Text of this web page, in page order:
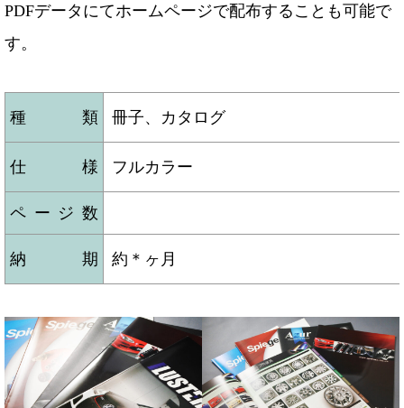
PDFデータにてホームページで配布することも可能で
す。
種類 冊子、カタログ
仕様 フルカラー
ページ数
納期 約＊ヶ月